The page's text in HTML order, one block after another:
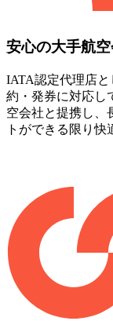
安心の大手航
IATA認定代理店
約・発券に対応し
空会社と提携し、
トができる限り快